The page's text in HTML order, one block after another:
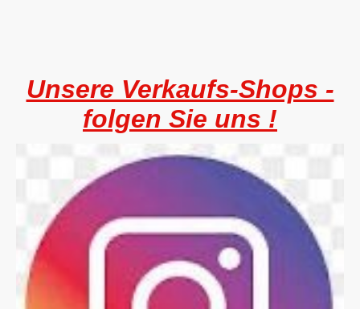
Unsere Verkaufs-Shops -
folgen Sie uns !